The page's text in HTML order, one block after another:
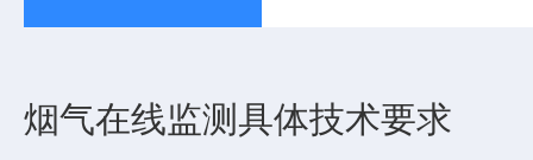
烟气在线监测具体技术要求